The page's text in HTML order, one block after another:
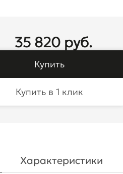
35 820 руб.
Купить
Купить в 1 клик
Характеристики